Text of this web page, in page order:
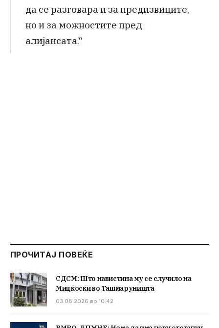
да се разговара и за предизвиците,
но и за можностите пред
алијансата.“
ПРОЧИТАЈ ПОВЕЌЕ
СДСМ: Што навистина му се случило на
Мицкоски во Ташмаруништа
03.08.2026 во 10:42